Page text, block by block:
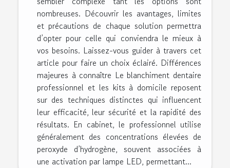
nombreuses. Découvrir les avantages, limites
et précautions de chaque solution permettra
d’opter pour celle qui conviendra le mieux à
vos besoins. Laissez-vous guider à travers cet
article pour faire un choix éclairé. Différences
majeures à connaître Le blanchiment dentaire
professionnel et les kits à domicile reposent
sur des techniques distinctes qui influencent
leur efficacité, leur sécurité et la rapidité des
résultats. En cabinet, le professionnel utilise
généralement des concentrations élevées de
peroxyde d’hydrogène, souvent associées à
une activation par lampe LED, permettant...